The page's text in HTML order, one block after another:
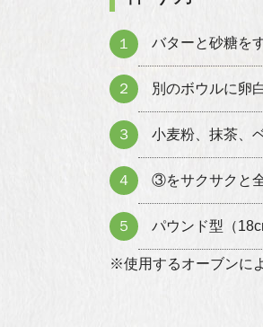
１ バターと砂糖を
２ 別のボウルに卵
３ 小麦粉、抹茶、
４ ③をサクサクと
５ パウンド型（
※使用するオーブンに